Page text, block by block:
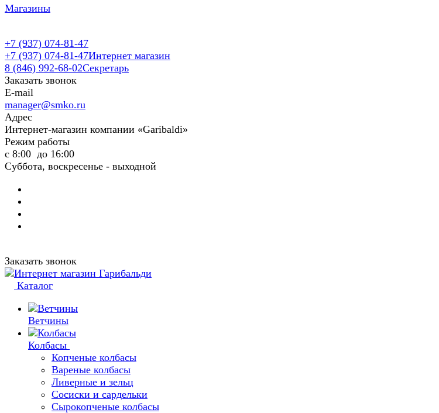
Магазины
+7 (937) 074-81-47
+7 (937) 074-81-47Интернет магазин
8 (846) 992-68-02Секретарь
Заказать звонок
E-mail
manager@smko.ru
Адрес
Интернет-магазин компании «Garibaldi»
Режим работы
с 8:00 до 16:00
Суббота, воскресенье - выходной
Заказать звонок
Каталог
Ветчины
Колбасы
Копченые колбасы
Вареные колбасы
Ливерные и зельц
Сосиски и сардельки
Сырокопченые колбасы